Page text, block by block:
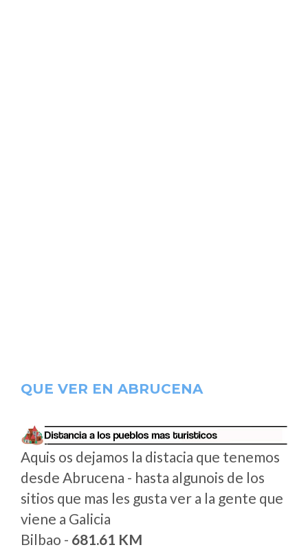
QUE VER EN ABRUCENA
Aquis os dejamos la distacia que tenemos
desde Abrucena - hasta algunois de los
sitios que mas les gusta ver a la gente que
viene a Galicia
Bilbao - 681.61 KM